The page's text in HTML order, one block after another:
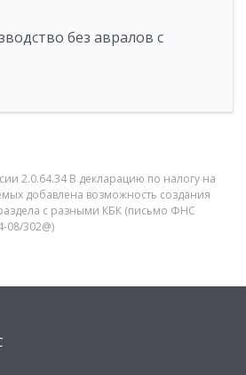
без авралов с
2.0.64.34 В декларацию по налогу на
добавлена возможность создания
с разными КБК (письмо ФНС
08/302@)